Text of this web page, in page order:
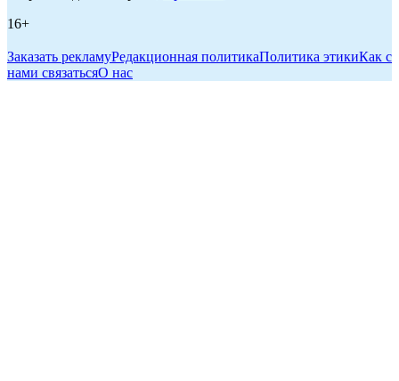
16+
Заказать рекламуРедакционная политикаПолитика этикиКак с
нами связатьсяО нас